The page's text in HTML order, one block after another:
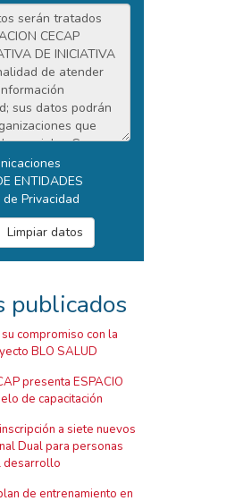
ENTIDADES
Privacidad
publicados
compromiso con la
BLO SALUD
presenta ESPACIO
de capacitación
a siete nuevos
Dual para personas
desarrollo
de entrenamiento en